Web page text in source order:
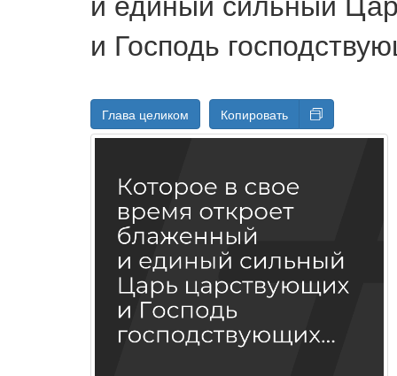
и Господь
Глава целиком Копировать